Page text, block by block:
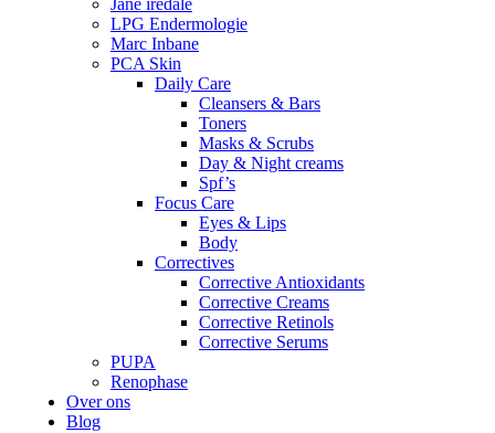
Jane iredale
LPG Endermologie
Marc Inbane
PCA Skin
Daily Care
Cleansers & Bars
Toners
Masks & Scrubs
Day & Night creams
Spf’s
Focus Care
Eyes & Lips
Body
Correctives
Corrective Antioxidants
Corrective Creams
Corrective Retinols
Corrective Serums
PUPA
Renophase
Over ons
Blog